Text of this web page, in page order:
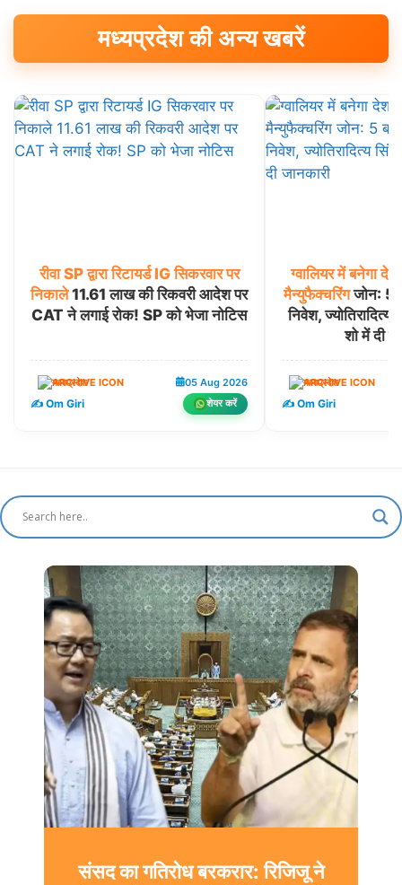
मध्यप्रदेश की अन्य खबरें
रीवा SP द्वारा रिटायर्ड IG सिकरवार पर
निकाले11.61 लाख की रिकवरी आदेश पर
CAT ने लगाई रोक! SP को भेजा नोटिस
मध्यप्रदेश 05 Aug 2026
✍️ Om Giri शेयर करें
ग्वालियर में बनेगा देश
मैन्युफैक्चरिंगजोन: 5
निवेश, ज्योतिरादित्य
शो में दी
मध्यप्रदेश
✍️ Om Giri
संसद का गतिरोध बरकरार: रिजिजू ने